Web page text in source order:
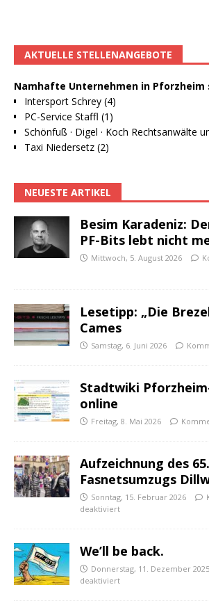
AKTUELLE STELLENANGEBOTE
Namhafte Unternehmen in Pforzheim
Intersport Schrey (4)
PC-Service Staffl (1)
Schönfuß · Digel · Koch Rechtsanwälte
Taxi Niedersetz (2)
NEUESTE ARTIKEL
Besim Karadeniz:
PF-Bits lebt nicht
Mittwoch, 5. August 2026
Lesetipp: „Die
Cames
Samstag, 6. Juni 2026
Stadtwiki
online
Freitag, 8. Mai 2026
Aufzeichnung des 65.
Fasnetsumzugs
Sonntag, 15. Februar 2026
deaktiviert
We’ll be back.
Donnerstag, 11. Dezember 2025
deaktiviert